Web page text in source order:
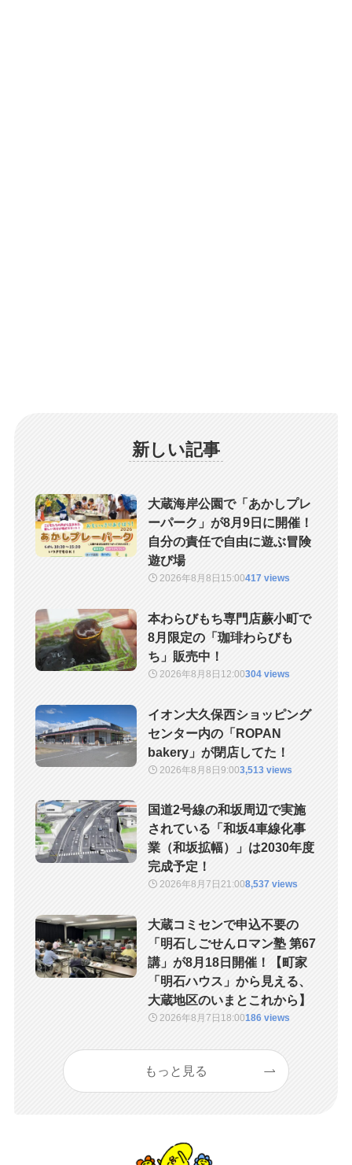
新しい記事
大蔵海岸公園で「あかしプレ
ーパーク」が8月9日に開催！
自分の責任で自由に遊ぶ冒険
遊び場
2026年8月8日 15:00417 views
本わらびもち専門店蕨小町で
8月限定の「珈琲わらびも
ち」販売中！
2026年8月8日 12:00304 views
イオン大久保西ショッピング
センター内の「ROPAN
bakery」が閉店してた！
2026年8月8日9:003,513 views
国道2号線の和坂周辺で実施
されている「和坂4車線化事
業（和坂拡幅）」は2030年度
完成予定！
2026年8月7日21:008,537 views
大蔵コミセンで申込不要の
「明石しごせんロマン塾 第67
講」が8月18日開催！【町家
「明石ハウス」から見える、
大蔵地区のいまとこれから】
2026年8月7日 18:00186 views
もっと見る